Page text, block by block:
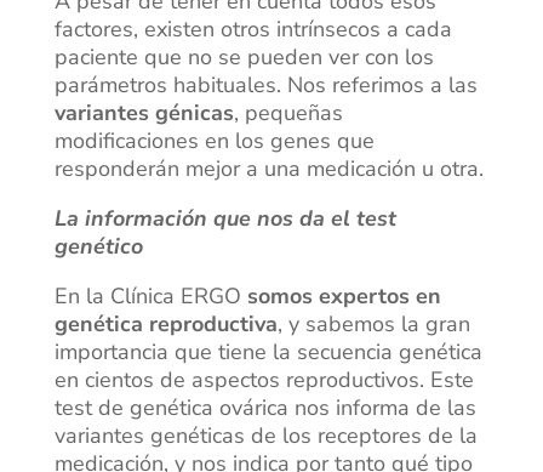
factores, existen otros intrínsecos a cada
paciente que no se pueden ver con los
parámetros habituales. Nos referimos a las
variantes génicas, pequeñas
modificaciones en los genes que
responderán mejor a una medicación u otra.
La información que nos da el test
genético
En la Clínica ERGO somos expertos en
genética reproductiva, y sabemos la gran
importancia que tiene la secuencia genética
en cientos de aspectos reproductivos. Este
test de genética ovárica nos informa de las
variantes genéticas de los receptores de la
medicación, y nos indica por tanto qué tipo